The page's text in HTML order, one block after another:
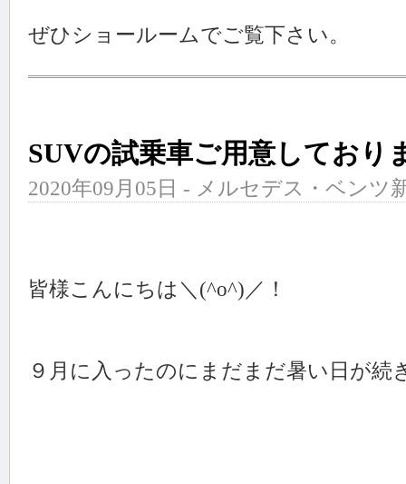
ぜひショールームでご覧下さい。
SUVの試乗車ご用意しており
2020年09月05日 - メルセデス・ベンツ
皆様こんにちは＼(^o^)／！
９月に入ったのにまだまだ暑い日が続